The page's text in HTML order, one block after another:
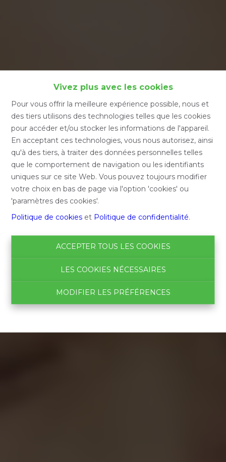
Vivez plus avec les cookies
Pour vous offrir la meilleure expérience possible, nous et
des tiers utilisons des technologies telles que les cookies
pour accéder et/ou stocker les informations de l'appareil.
En acceptant ces technologies, vous nous autorisez, ainsi
qu'à des tiers, à traiter des données personnelles telles
que le comportement de navigation ou les identifiants
uniques sur ce site Web. Vous pouvez toujours modifier
votre choix en bas de page via l'option 'cookies' ou
'paramètres des cookies'.
Politique de cookies et Politique de confidentialité.
ACCEPTER TOUS LES COOKIES
LES COOKIES NÉCESSAIRES
MODIFIER LES PRÉFÉRENCES
ESPACE IMMO
Brussels
3 agences immobilières
près de chez vous